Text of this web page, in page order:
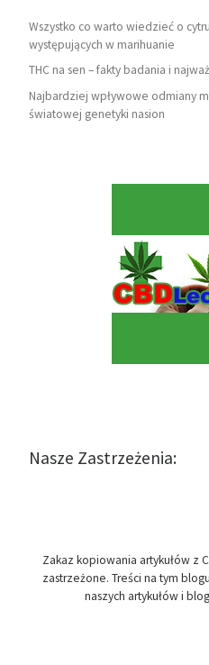
Wszystko co warto wiedzieć o
występujących w marihuanie
THC na sen – fakty badania i
Najbardziej wpływowe odmiany
światowej genetyki nasion
Nasze Zastrzeżenia:
Zakaz kopiowania artykułów z
zastrzeżone. Treści na tym
naszych artykułów i